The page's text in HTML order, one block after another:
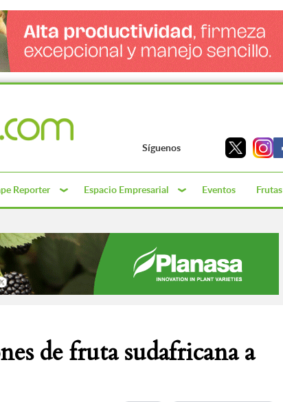
Síguenos
Reporter Espacio Empresarial Eventos Frutas
de fruta sudafricana a